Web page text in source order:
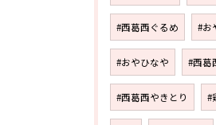
#西葛西ぐるめ #お
#おやひなや #西葛
#西葛西やきとり #